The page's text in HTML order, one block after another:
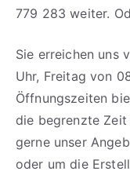
779 283 weiter.
Sie erreichen uns
Uhr, Freitag von
Öffnungszeiten
die begrenzte Zeit
gerne unser
oder um die